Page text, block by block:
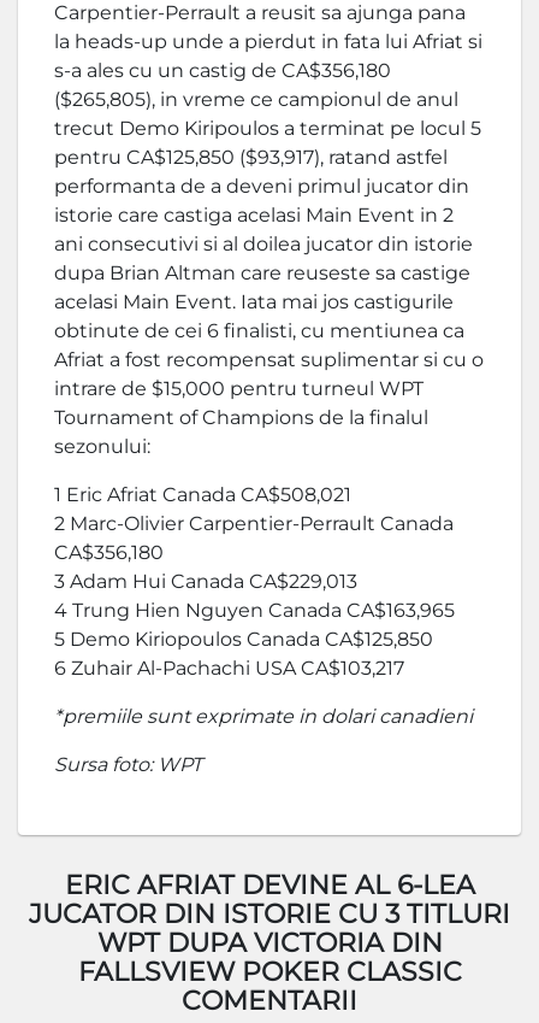
Carpentier-Perrault a reusit sa ajunga pana
la heads-up unde a pierdut in fata lui Afriat si
s-a ales cu un castig de CA$356,180
($265,805), in vreme ce campionul de anul
trecut Demo Kiripoulos a terminat pe locul 5
pentru CA$125,850 ($93,917), ratand astfel
performanta de a deveni primul jucator din
istorie care castiga acelasi Main Event in 2
ani consecutivi si al doilea jucator din istorie
dupa Brian Altman care reuseste sa castige
acelasi Main Event. Iata mai jos castigurile
obtinute de cei 6 finalisti, cu mentiunea ca
Afriat a fost recompensat suplimentar si cu o
intrare de $15,000 pentru turneul WPT
Tournament of Champions de la finalul
sezonului:
1 Eric Afriat Canada CA$508,021
2 Marc-Olivier Carpentier-Perrault Canada
CA$356,180
3 Adam Hui Canada CA$229,013
4 Trung Hien Nguyen Canada CA$163,965
5 Demo Kiriopoulos Canada CA$125,850
6 Zuhair Al-Pachachi USA CA$103,217
*premiile sunt exprimate in dolari canadieni
Sursa foto: WPT
ERIC AFRIAT DEVINE AL 6-LEA
JUCATOR DIN ISTORIE CU 3 TITLURI
WPT DUPA VICTORIA DIN
FALLSVIEW POKER CLASSIC
COMENTARII